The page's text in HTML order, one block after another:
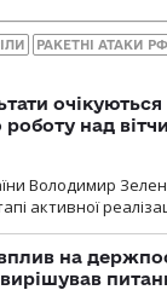
РАКЕТНІ АТАКИ РФ
роботу над
Володимир
активної
на